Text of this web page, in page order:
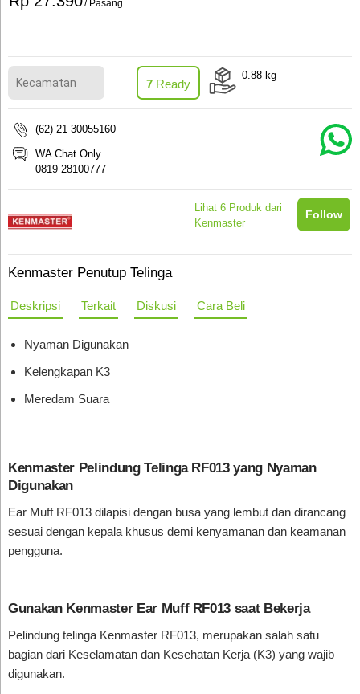
/ Pasang
7 Ready
0.88 kg
(62) 21 30055160
WA Chat Only
0819 28100777
Lihat 6 Produk dari
Kenmaster
Follow
Kenmaster Penutup Telinga
Deskripsi Terkait Diskusi Cara Beli
Nyaman Digunakan
Kelengkapan K3
Meredam Suara
Kenmaster Pelindung Telinga RF013 yang Nyaman
Digunakan
Ear Muff RF013 dilapisi dengan busa yang lembut dan dirancang
sesuai dengan kepala khusus demi kenyamanan dan keamanan
pengguna.
Gunakan Kenmaster Ear Muff RF013 saat Bekerja
Pelindung telinga Kenmaster RF013, merupakan salah satu
bagian dari Keselamatan dan Kesehatan Kerja (K3) yang wajib
digunakan.